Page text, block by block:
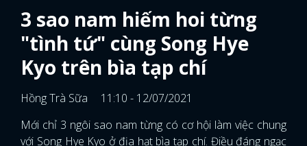
3 sao nam hiếm hoi từng
"tình tứ" cùng Song Hye
Kyo trên bìa tạp chí
Hồng Trà Sữa
11:10 - 12/07/2021
Mới chỉ 3 ngôi sao nam từng có cơ hội làm việc chung
với Song Hye Kyo ở địa hạt bìa tạp chí. Điều đáng ngạc